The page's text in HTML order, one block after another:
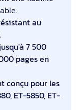
au
7 500
pages en
conçu pour les
ET-5850, ET-